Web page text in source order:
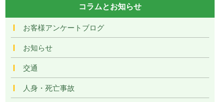
コラムとお知らせ
お客様アンケートブログ
お知らせ
交通
人身・死亡事故